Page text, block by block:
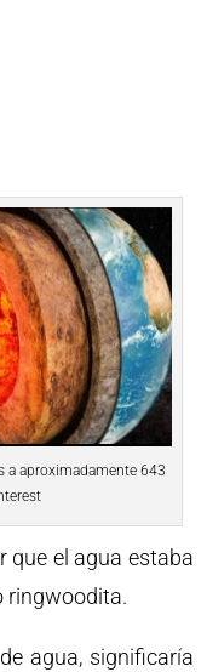
a aproximadamente 643
que el agua estaba
ringwoodita.
agua, significaría